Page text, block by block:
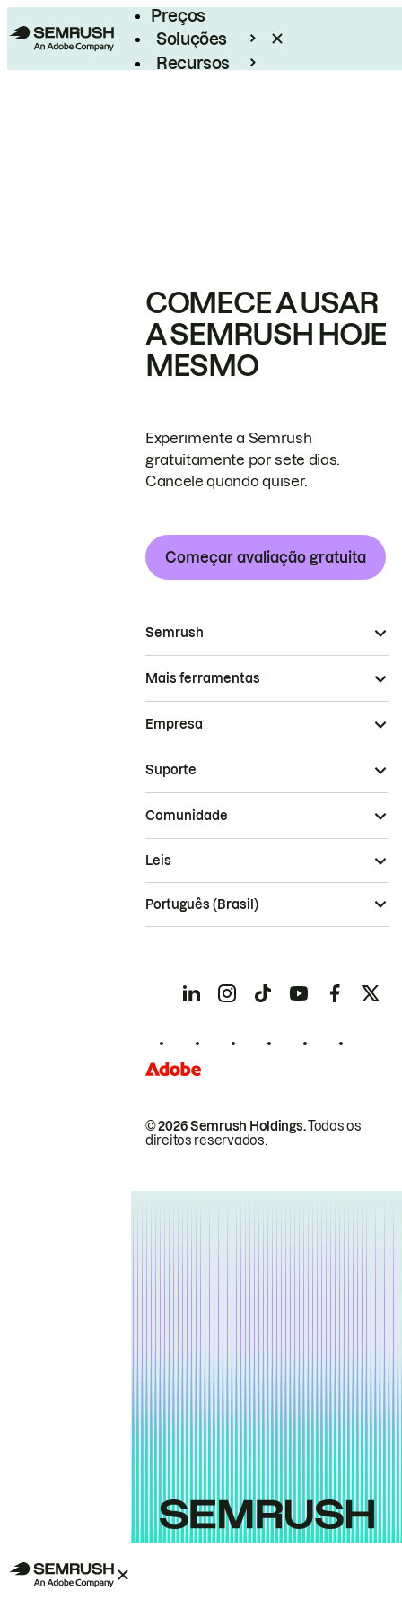
Preços
Soluções
Recursos
COMECE A USAR
A SEMRUSH HOJE
MESMO
Experimente a Semrush
gratuitamente por sete dias.
Cancele quando quiser.
Começar avaliação gratuita
Semrush
Mais ferramentas
Empresa
Suporte
Comunidade
© 2026 Semrush Holdings.Todos os
direitos reservados.
Leis
Português (Brasil)